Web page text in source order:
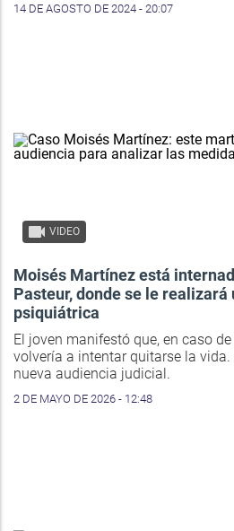
14 DE AGOSTO DE 2024 - 20:07
VIDEO
Moisés Martínez está
Pasteur, donde se le realizará
psiquiátrica
El joven manifestó que, en caso
volvería a intentar quitarse la vida.
nueva audiencia judicial.
2 DE MAYO DE 2026 - 12:48